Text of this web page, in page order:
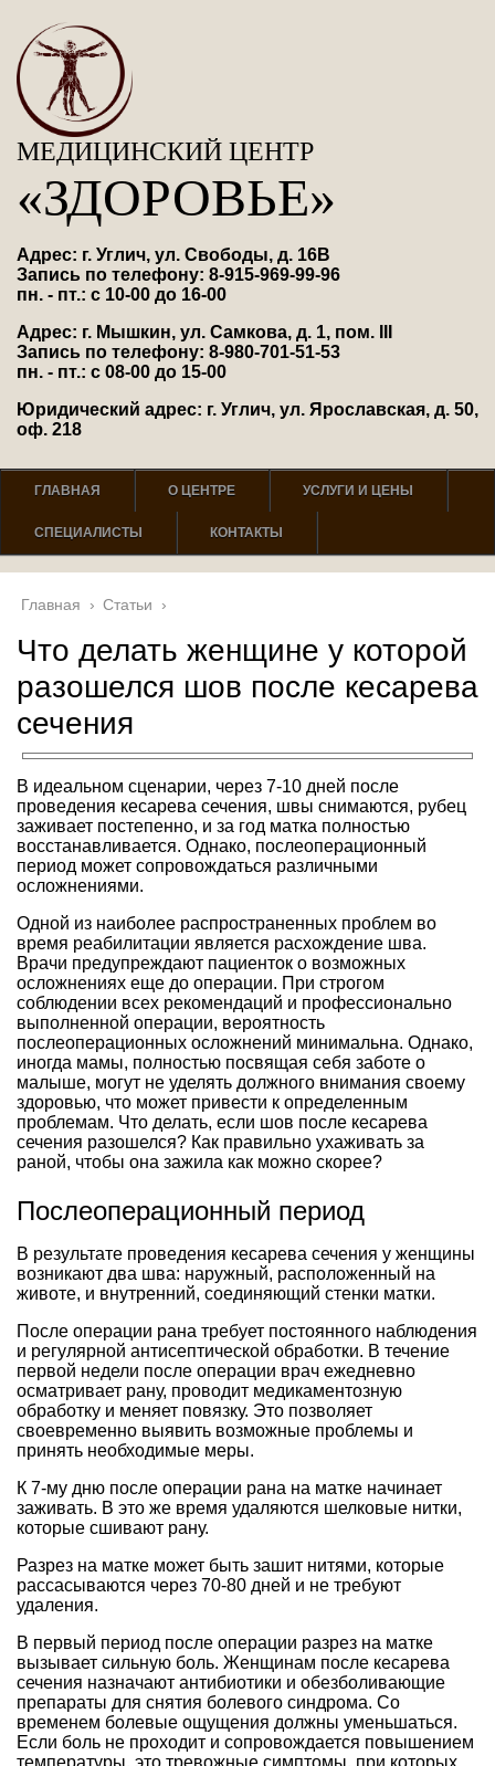
МЕДИЦИНСКИЙ ЦЕНТР
«ЗДОРОВЬЕ»
Адрес: г. Углич, ул. Свободы, д. 16В
Запись по телефону: 8-915-969-99-96
пн. - пт.: с 10-00 до 16-00
Адрес: г. Мышкин, ул. Самкова, д. 1, пом. III
Запись по телефону: 8-980-701-51-53
пн. - пт.: с 08-00 до 15-00
Юридический адрес: г. Углич, ул. Ярославская, д. 50,
оф. 218
ГЛАВНАЯ О ЦЕНТРЕ УСЛУГИ И ЦЕНЫ
СПЕЦИАЛИСТЫ КОНТАКТЫ
Главная › Статьи ›
Что делать женщине у которой
разошелся шов после кесарева
сечения
В идеальном сценарии, через 7-10 дней после
проведения кесарева сечения, швы снимаются, рубец
заживает постепенно, и за год матка полностью
восстанавливается. Однако, послеоперационный
период может сопровождаться различными
осложнениями.
Одной из наиболее распространенных проблем во
время реабилитации является расхождение шва.
Врачи предупреждают пациенток о возможных
осложнениях еще до операции. При строгом
соблюдении всех рекомендаций и профессионально
выполненной операции, вероятность
послеоперационных осложнений минимальна. Однако,
иногда мамы, полностью посвящая себя заботе о
малыше, могут не уделять должного внимания своему
здоровью, что может привести к определенным
проблемам. Что делать, если шов после кесарева
сечения разошелся? Как правильно ухаживать за
раной, чтобы она зажила как можно скорее?
Послеоперационный период
В результате проведения кесарева сечения у женщины
возникают два шва: наружный, расположенный на
животе, и внутренний, соединяющий стенки матки.
После операции рана требует постоянного наблюдения
и регулярной антисептической обработки. В течение
первой недели после операции врач ежедневно
осматривает рану, проводит медикаментозную
обработку и меняет повязку. Это позволяет
своевременно выявить возможные проблемы и
принять необходимые меры.
К 7-му дню после операции рана на матке начинает
заживать. В это же время удаляются шелковые нитки,
которые сшивают рану.
Разрез на матке может быть зашит нитями, которые
рассасываются через 70-80 дней и не требуют
удаления.
В первый период после операции разрез на матке
вызывает сильную боль. Женщинам после кесарева
сечения назначают антибиотики и обезболивающие
препараты для снятия болевого синдрома. Со
временем болевые ощущения должны уменьшаться.
Если боль не проходит и сопровождается повышением
температуры, это тревожные симптомы, при которых